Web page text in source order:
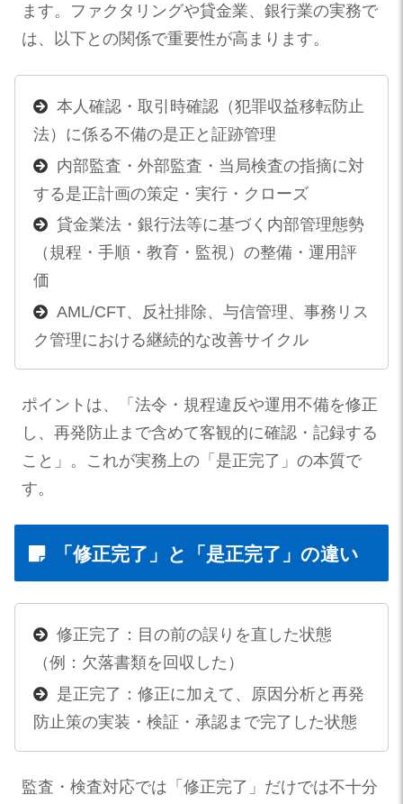
ます。ファクタリングや貸金業、銀行業の実務で
は、以下との関係で重要性が高まります。
本人確認・取引時確認（犯罪収益移転防止
法）に係る不備の是正と証跡管理
内部監査・外部監査・当局検査の指摘に対
する是正計画の策定・実行・クローズ
貸金業法・銀行法等に基づく内部管理態勢
（規程・手順・教育・監視）の整備・運用評
価
AML/CFT、反社排除、与信管理、事務リス
ク管理における継続的な改善サイクル
ポイントは、「法令・規程違反や運用不備を修正
し、再発防止まで含めて客観的に確認・記録する
こと」。これが実務上の「是正完了」の本質で
す。
「修正完了」と「是正完了」の違い
修正完了：目の前の誤りを直した状態
（例：欠落書類を回収した）
是正完了：修正に加えて、原因分析と再発
防止策の実装・検証・承認まで完了した状態
監査・検査対応では「修正完了」だけでは不十分